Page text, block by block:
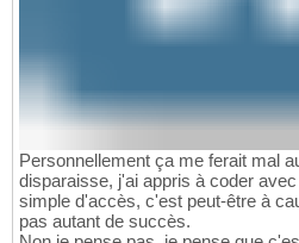
Personnellement ça me ferait mal
disparaisse, j'ai appris à coder
simple d'accès, c'est peut-être à
pas autant de succès.